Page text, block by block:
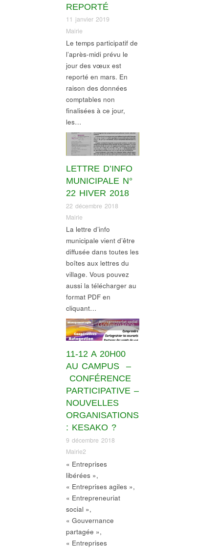
REPORTÉ
11 janvier 2019
Mairie
Le temps participatif de
l’après-midi prévu le
jour des vœux est
reporté en mars. En
raison des données
comptables non
finalisées à ce jour,
les…
LETTRE D’INFO
MUNICIPALE N°
22 HIVER 2018
22 décembre 2018
Mairie
Gouvernance,
Informations village,
Transparence-
information
La lettre d’info
municipale vient d’être
diffusée dans toutes les
boîtes aux lettres du
village. Vous pouvez
aussi la télécharger au
format PDF en
cliquant…
11-12 A 20H00
AU CAMPUS –
CONFÉRENCE
PARTICIPATIVE –
NOUVELLES
ORGANISATIONS
: KESAKO ?
9 décembre 2018
Mairie2
Gouvernance
« Entreprises
libérées »,
« Entreprises agiles »,
« Entrepreneuriat
social »,
« Gouvernance
partagée »,
« Entreprises